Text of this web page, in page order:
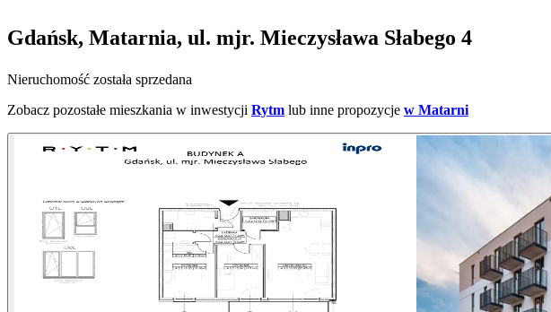
Gdańsk, Matarnia, ul. mjr. Mieczysława Słabego 4
Nieruchomość została sprzedana
Zobacz pozostałe mieszkania w inwestycji Rytm lub inne propozycje w Matarni